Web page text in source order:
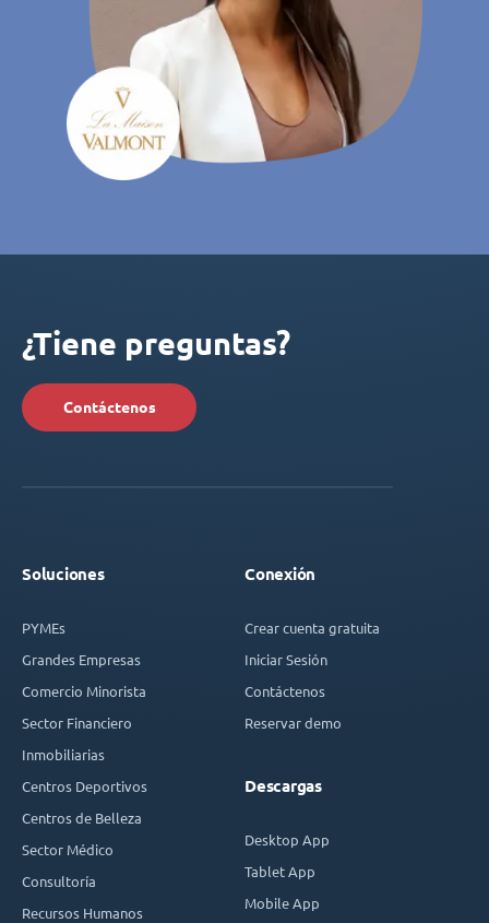
¿Tiene preguntas?
Contáctenos
Soluciones
PYMEs
Grandes Empresas
Comercio Minorista
Sector Financiero
Inmobiliarias
Centros Deportivos
Centros de Belleza
Sector Médico
Consultoría
Recursos Humanos
Conexión
Crear cuenta gratuita
Iniciar Sesión
Contáctenos
Reservar demo
Descargas
Desktop App
Tablet App
Mobile App